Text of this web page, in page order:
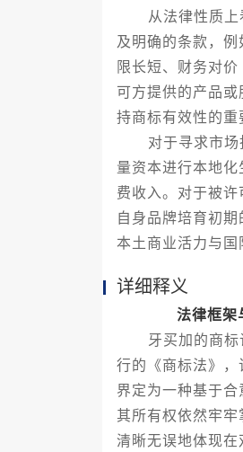
从法律性质上看
及明确的条款，
限长短、财务对
可方提供的产品
持商标有效性的重
对于寻求市场拓
量资本进行本地
费收入。对于被
自身品牌培育初
本土商业活力与国
详细释义
法律框架
牙买加的商标许
行的《商标法》
界定为一种基于合
其所有权依然牢
清晰无误地体现